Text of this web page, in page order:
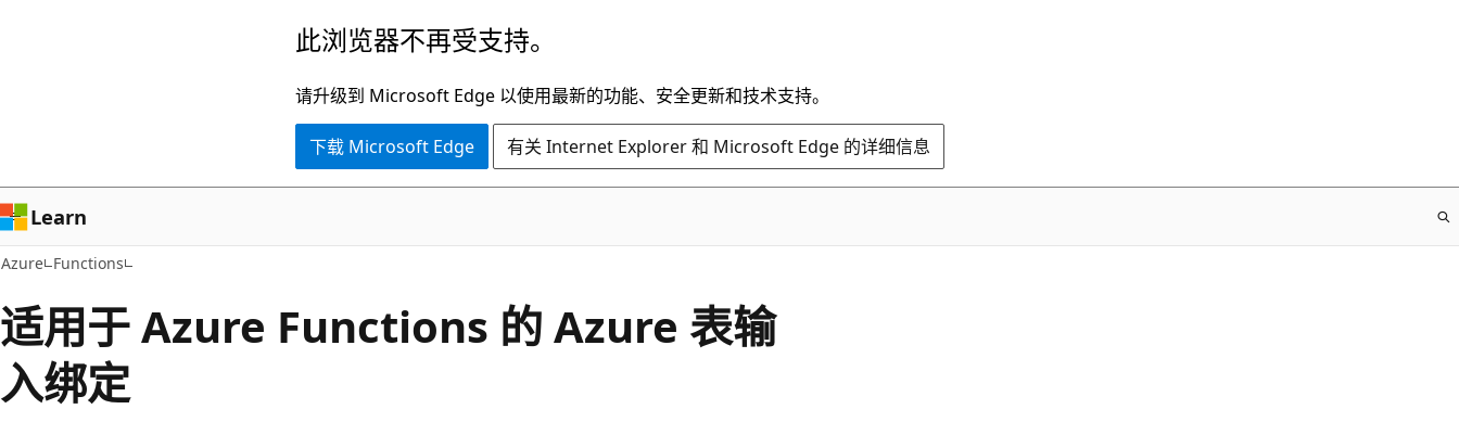
容
此浏览器不再受支持。
请升级到 Microsoft Edge 以使用最新的功能、安全更新和技术支持。
下载 Microsoft Edge 有关 Internet Explorer 和 Microsoft Edge 的详细信息
Learn
Azure Functions
适用于 Azure Functions 的 Azure 表输
入绑定